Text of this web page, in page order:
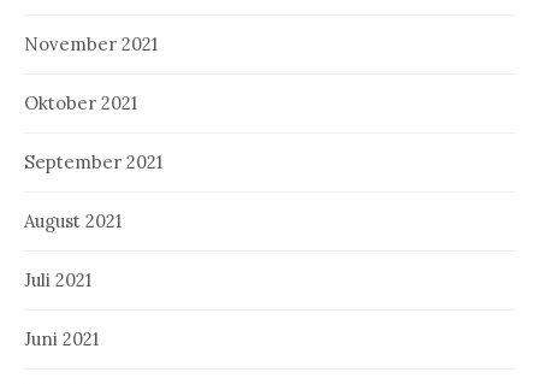
November 2021
Oktober 2021
September 2021
August 2021
Juli 2021
Juni 2021